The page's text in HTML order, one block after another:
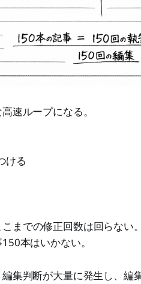
速ループになる。
ける
までの修正回数は回らない
本はいかない。
集判断が大量に発生し、編